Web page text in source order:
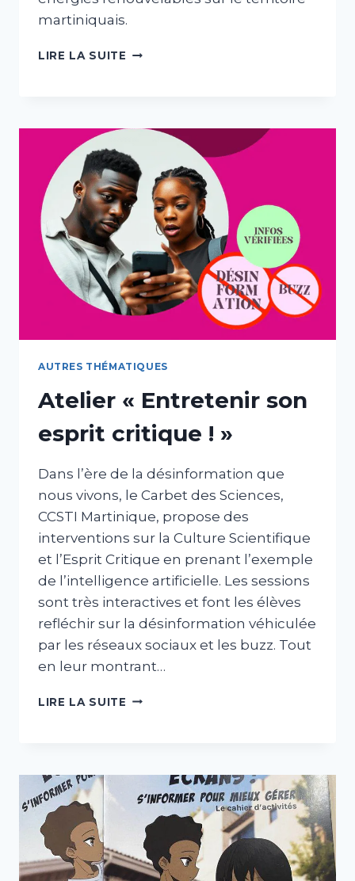
martiniquais.
LIRE LA SUITE VISITE
LA
TRANSITION
ÉNERGÉTIQUE
»
AUTRES THÉMATIQUES
Atelier « Entretenir son
esprit critique ! »
Dans l’ère de la désinformation que
nous vivons, le Carbet des Sciences,
CCSTI Martinique, propose des
interventions sur la Culture Scientifique
et l’Esprit Critique en prenant l’exemple
de l’intelligence artificielle. Les sessions
sont très interactives et font les élèves
refléchir sur la désinformation véhiculée
par les réseaux sociaux et les buzz. Tout
en leur montrant…
LIRE LA SUITE ATELIER
CRITIQUE